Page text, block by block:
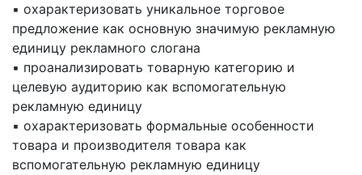
▪ охарактеризовать уникальное торговое
предложение как основную значимую рекламную
единицу рекламного слогана
▪ проанализировать товарную категорию и
целевую аудиторию как вспомогательную
рекламную единицу
▪ охарактеризовать формальные особенности
товара и производителя товара как
вспомогательную рекламную единицу